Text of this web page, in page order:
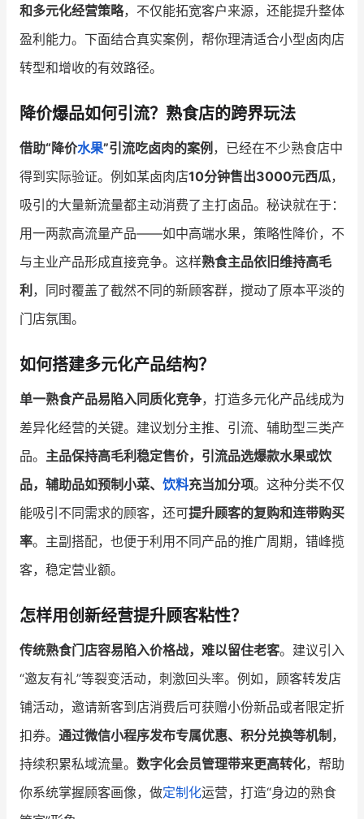
新零售资讯
培训课程
商家社区 社群交流
合作共进
认证服务商
和多元化经营策略，不仅能拓宽客户来源，还能提升整体
盈利能力。下面结合真实案例，帮你理清适合小型卤肉店
转型和增收的有效路径。
降价爆品如何引流？熟食店的跨界玩法
借助“降价水果”引流吃卤肉的案例 ，已经在不少熟食店中
得到实际验证。例如某卤肉店10分钟售出3000元西瓜，
吸引的大量新流量都主动消费了主打卤品。秘诀就在于：
用一两款高流量产品——如中高端水果，策略性降价，不
与主业产品形成直接竞争。这样熟食主品依旧维持高毛
利 ，同时覆盖了截然不同的新顾客群，搅动了原本平淡的
门店氛围。
如何搭建多元化产品结构？
单一熟食产品易陷入同质化竞争，打造多元化产品线成为
差异化经营的关键。建议划分主推、引流、辅助型三类产
品。 主品保持高毛利稳定售价，引流品选爆款水果或饮
品，辅助品如预制小菜、 饮料充当加分项。这种分类不仅
能吸引不同需求的顾客，还可提升顾客的复购和连带购买
率。主副搭配，也便于利用不同产品的推广周期，错峰揽
客，稳定营业额。
怎样用创新经营提升顾客粘性？
传统熟食门店容易陷入价格战，难以留住老客。建议引入
“邀友有礼”等裂变活动，刺激回头率。例如，顾客转发店
铺活动，邀请新客到店消费后可获赠小份新品或者限定折
扣券。 通过微信小程序发布专属优惠、积分兑换等机制 ，
持续积累私域流量。 数字化会员管理带来更高转化，帮助
你系统掌握顾客画像，做定制化运营，打造“身边的熟食